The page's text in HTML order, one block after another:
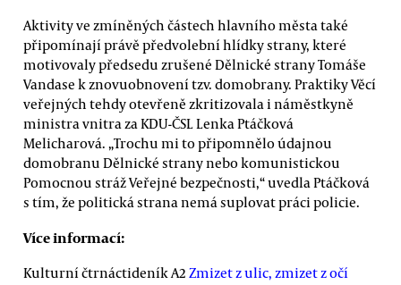
Aktivity ve zmíněných částech hlavního města také
připomínají právě předvolební hlídky strany, které
motivovaly předsedu zrušené Dělnické strany Tomáše
Vandase k znovuobnovení tzv. domobrany. Praktiky Věcí
veřejných tehdy otevřeně zkritizovala i náměstkyně
ministra vnitra za KDU-ČSL Lenka Ptáčková
Melicharová. „Trochu mi to připomnělo údajnou
domobranu Dělnické strany nebo komunistickou
Pomocnou stráž Veřejné bezpečnosti,“ uvedla Ptáčková
s tím, že politická strana nemá suplovat práci policie.
Více informací:
Kulturní čtrnáctideník A2 Zmizet z ulic, zmizet z očí